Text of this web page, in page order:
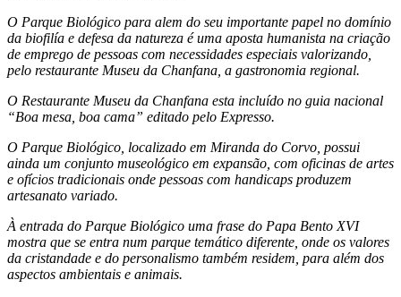
O Parque Biológico para alem do seu importante papel no domínio
da biofilía e defesa da natureza é uma aposta humanista na criação
de emprego de pessoas com necessidades especiais valorizando,
pelo restaurante Museu da Chanfana, a gastronomia regional.
O Restaurante Museu da Chanfana esta incluído no guia nacional
“Boa mesa, boa cama” editado pelo Expresso.
O Parque Biológico, localizado em Miranda do Corvo, possui
ainda um conjunto museológico em expansão, com oficinas de artes
e ofícios tradicionais onde pessoas com handicaps produzem
artesanato variado.
À entrada do Parque Biológico uma frase do Papa Bento XVI
mostra que se entra num parque temático diferente, onde os valores
da cristandade e do personalismo também residem, para além dos
aspectos ambientais e animais.